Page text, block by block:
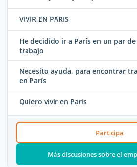
VIVIR EN PARIS
He decidido ir a París en un par
trabajo
Necesito ayuda, para encontrar
en París
Quiero vivir en París
Participa
Más discusiones sobre el